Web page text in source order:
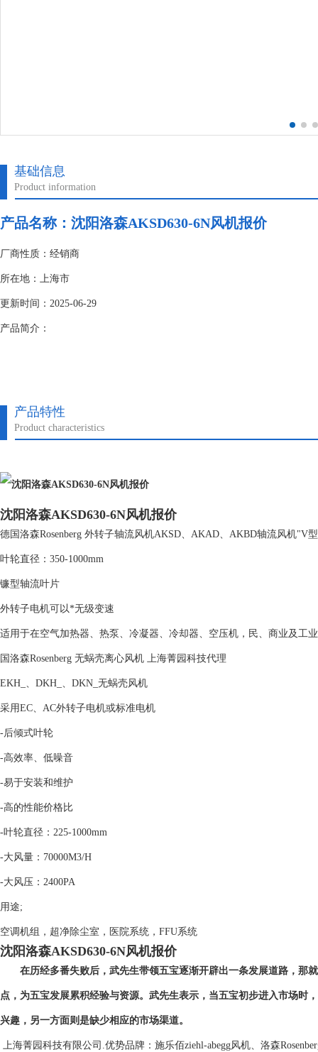
基础信息
Product information
产品名称：沈阳洛森AKSD630-6N风机报价
厂商性质：经销商
所在地：上海市
更新时间：2025-06-29
产品简介：
产品特性
Product characteristics
沈阳洛森AKSD630-6N风机报价
德国洛森Rosenberg 外转子轴流风机AKSD、AKAD、AKBD轴流风机"V
叶轮直径：350-1000mm
镰型轴流叶片
外转子电机可以*无级变速
适用于在空气加热器、热泵、冷凝器、冷却器、空压机，民、商业及工
国洛森Rosenberg 无蜗壳离心风机 上海菁园科技代理
EKH_、DKH_、DKN_无蜗壳风机
采用EC、AC外转子电机或标准电机
-后倾式叶轮
-高效率、低噪音
-易于安装和维护
-高的性能价格比
-叶轮直径：225-1000mm
-大风量：70000M3/H
-大风压：2400PA
用途;
空调机组，超净除尘室，医院系统，FFU系统
沈阳洛森AKSD630-6N风机报价
在历经多番失败后，武先生带领五宝逐渐开辟出一条发展道路，那
点，为五宝发展累积经验与资源。武先生表示，当五宝初步进入市场时
兴趣，另一方面则是缺少相应的市场渠道。
上海菁园科技有限公司.优势品牌：施乐佰ziehl-abegg风机、洛森